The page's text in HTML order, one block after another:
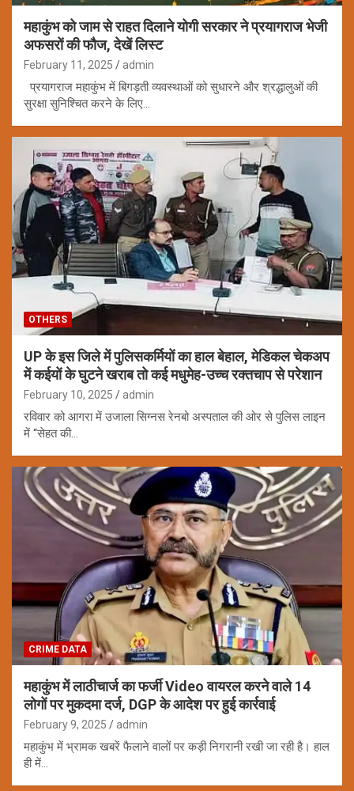
महाकुंभ को जाम से राहत दिलाने योगी सरकार ने प्रयागराज भेजी
अफसरों की फौज, देखें लिस्ट
February 11, 2025 admin
प्रयागराज महाकुंभ में बिगड़ती व्यवस्थाओं को सुधारने और श्रद्धालुओं की
सुरक्षा सुनिश्चित करने के लिए…
OTHERS
UP के इस जिले में पुलिसकर्मियों का हाल बेहाल, मेडिकल चेकअप
में कईयों के घुटने खराब तो कई मधुमेह-उच्च रक्तचाप से परेशान
February 10, 2025 admin
रविवार को आगरा में उजाला सिग्नस रेनबो अस्पताल की ओर से पुलिस लाइन
में “सेहत की…
CRIME DATA
महाकुंभ में लाठीचार्ज का फर्जी Video वायरल करने वाले 14
लोगों पर मुकदमा दर्ज, DGP के आदेश पर हुई कार्रवाई
February 9, 2025 admin
महाकुंभ में भ्रामक खबरें फैलाने वालों पर कड़ी निगरानी रखी जा रही है। हाल
ही में…